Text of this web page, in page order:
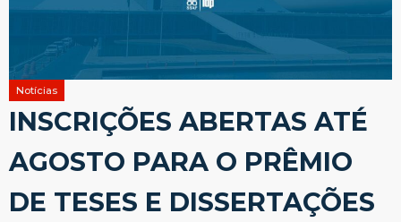
Notícias
INSCRIÇÕES ABERTAS ATÉ
AGOSTO PARA O PRÊMIO
DE TESES E DISSERTAÇÕES